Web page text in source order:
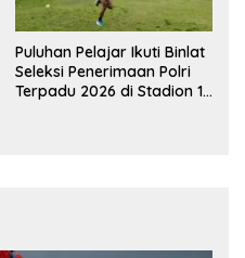
Puluhan Pelajar Ikuti Binlat
Seleksi Penerimaan Polri
Terpadu 2026 di Stadion 16